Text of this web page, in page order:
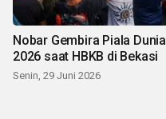
Nobar Gembira Piala Dunia
2026 saat HBKB di Bekasi
Senin, 29 Juni 2026